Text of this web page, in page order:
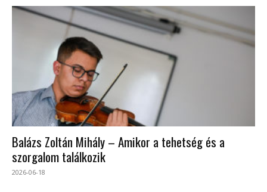
Balázs Zoltán Mihály – Amikor a tehetség és a
szorgalom találkozik
2026-06-18